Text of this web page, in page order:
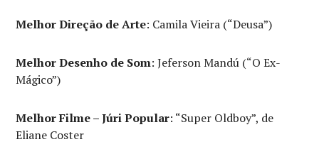
Melhor Direção de Arte: Camila Vieira (“Deusa”)
Melhor Desenho de Som: Jeferson Mandú (“O Ex-
Mágico”)
Melhor Filme – Júri Popular: “Super Oldboy”, de
Eliane Coster